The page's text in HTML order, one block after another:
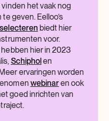
het vaak nog
geven. Eelloo’s
biedt hier
voor.
hier in 2023
Schipholen
ervaringen worden
webinaren ook
goed inrichten van